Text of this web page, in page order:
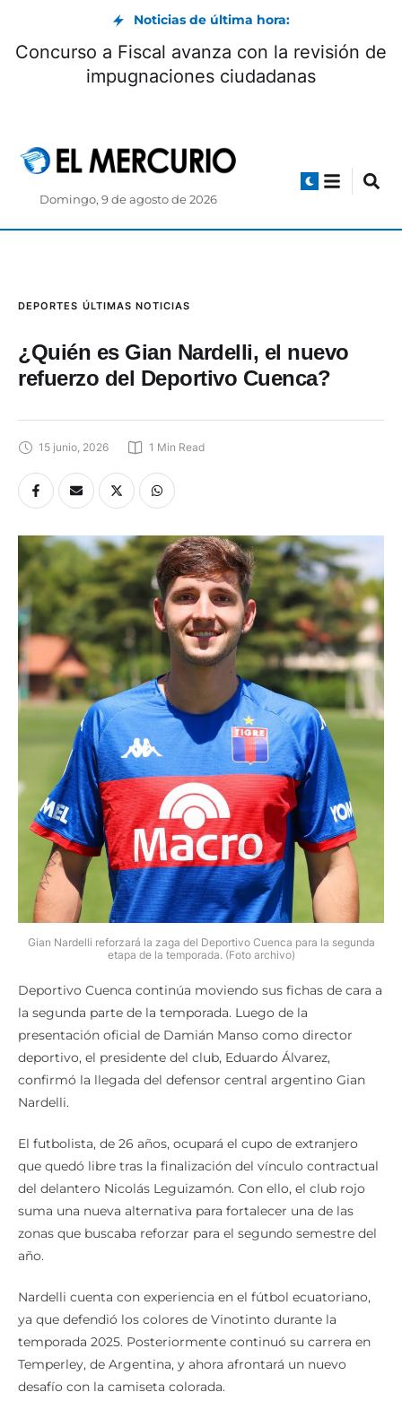
Noticias de última hora:
Concurso a Fiscal avanza con la revisión de
impugnaciones ciudadanas
Domingo, 9 de agosto de 2026
DEPORTES ÚLTIMAS NOTICIAS
¿Quién es Gian Nardelli, el nuevo
refuerzo del Deportivo Cuenca?
15 junio, 2026 1 Min Read
Gian Nardelli reforzará la zaga del Deportivo Cuenca para la segunda
etapa de la temporada. (Foto archivo)
Deportivo Cuenca continúa moviendo sus fichas de cara a
la segunda parte de la temporada. Luego de la
presentación oficial de Damián Manso como director
deportivo, el presidente del club, Eduardo Álvarez,
confirmó la llegada del defensor central argentino Gian
Nardelli.
El futbolista, de 26 años, ocupará el cupo de extranjero
que quedó libre tras la finalización del vínculo contractual
del delantero Nicolás Leguizamón. Con ello, el club rojo
suma una nueva alternativa para fortalecer una de las
zonas que buscaba reforzar para el segundo semestre del
año.
Nardelli cuenta con experiencia en el fútbol ecuatoriano,
ya que defendió los colores de Vinotinto durante la
temporada 2025. Posteriormente continuó su carrera en
Temperley, de Argentina, y ahora afrontará un nuevo
desafío con la camiseta colorada.